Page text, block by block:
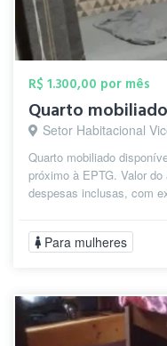
R$ 1.300,00 por mês
Setor Habitacional
Quarto mobiliado
próximo à EPTG. Valor
despesas inclusas, com
Para mulheres